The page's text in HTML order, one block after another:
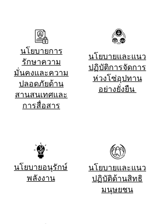
นโยบายการ
รักษาความ
มั่นคงและความ
ปลอดภัยด้าน
สานสนเทศและ
การสื่อสาร
นโยบายและแนว
ปฏิบัติการจัดการ
ห่วงโซ่อุปทาน
อย่างยั่งยืน
นโยบายอนุรักษ์
พลังงาน
นโยบายและแนว
ปฏิบัติด้านสิทธิ
มนุษยชน